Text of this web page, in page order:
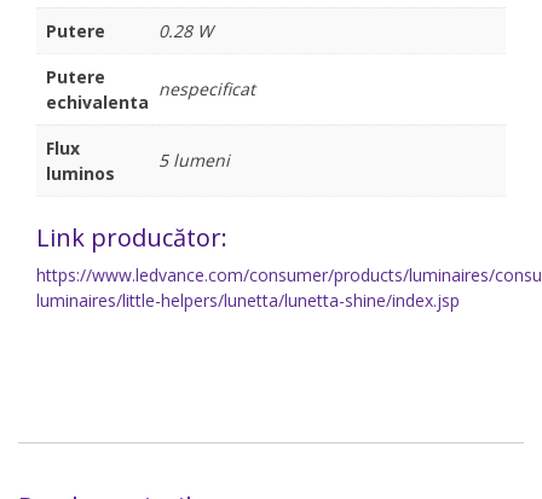
Putere
0.28 W
Putere
echivalenta
nespecificat
Flux
luminos
5 lumeni
Link producător:
https://www.ledvance.com/consumer/products/luminaires/
luminaires/little-helpers/lunetta/lunetta-shine/index.jsp